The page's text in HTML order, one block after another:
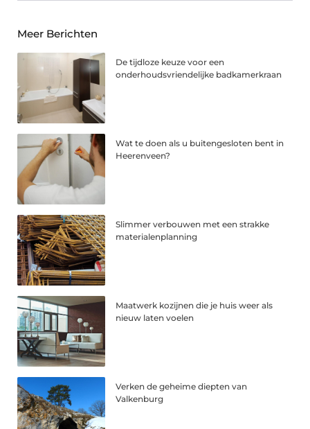
Meer Berichten
De tijdloze keuze voor een
onderhoudsvriendelijke badkamerkraan
Wat te doen als u buitengesloten bent in
Heerenveen?
Slimmer verbouwen met een strakke
materialenplanning
Maatwerk kozijnen die je huis weer als
nieuw laten voelen
Verken de geheime diepten van
Valkenburg